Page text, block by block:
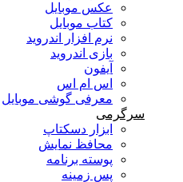
عکس موبایل
کتاب موبایل
نرم افزار اندروید
بازی اندروید
آیفون
اس ام اس
معرفی گوشی موبایل
سرگرمی
ابزار دسکتاپ
محافظ نمایش
پوسته برنامه
پس زمینه